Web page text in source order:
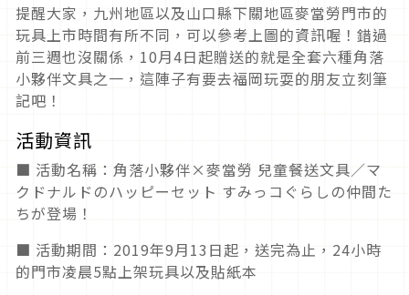
提醒大家，九州地區以及山口縣下關地區麥當勞門市的
玩具上市時間有所不同，可以參考上圖的資訊喔！錯過
前三週也沒關係，10月4日起贈送的就是全套六種角落
小夥伴文具之一，這陣子有要去福岡玩耍的朋友立刻筆
記吧！
活動資訊
■ 活動名稱：角落小夥伴×麥當勞 兒童餐送文具／マ
クドナルドのハッピーセット すみっコぐらしの仲間た
ちが登場！
■ 活動期間：2019年9月13日起，送完為止，24小時
的門市凌晨5點上架玩具以及貼紙本